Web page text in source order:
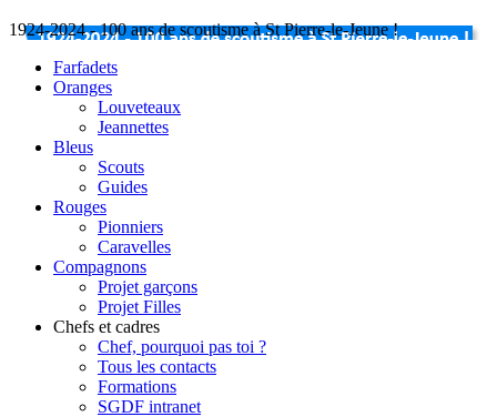
1924-2024 - 100 ans de scoutisme à St Pierre-le-Jeune !
Farfadets
Oranges
Louveteaux
Jeannettes
Bleus
Scouts
Guides
Rouges
Pionniers
Caravelles
Compagnons
Projet garçons
Projet Filles
Chefs et cadres
Chef, pourquoi pas toi ?
Tous les contacts
Formations
SGDF intranet